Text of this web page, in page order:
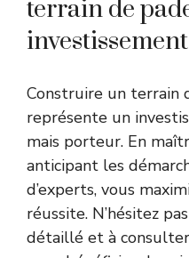
terrain de
Construire un terrain
représente un
mais porteur. En
anticipant les
d’experts, vous
réussite. N’hésitez
détaillé et à